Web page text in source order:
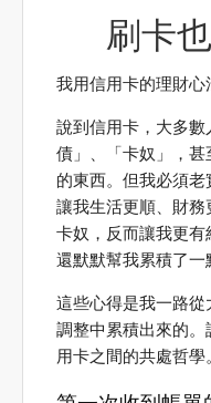
刷卡
我用信用卡的理財心
說到信用卡，大多數
債」、「卡奴」，
的東西。但我必須
讓我生活更順、財
卡奴，反而讓我更有
還默默幫我累積了一
這些心得是我一路從
調整中累積出來的
用卡之間的共處哲學